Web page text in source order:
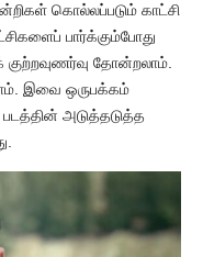
கொல்லப்படும் காட்சி
பார்க்கும்போது
குற்றவுணர்வு தோன்றலாம்.
இவை ஒருபக்கம்
அடுத்தடுத்த